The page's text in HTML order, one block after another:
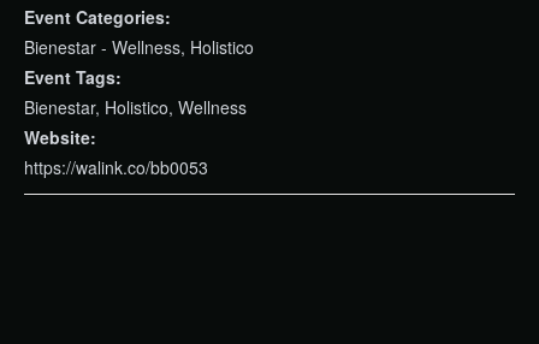
Event Categories:
Bienestar - Wellness, Holistico
Event Tags:
Bienestar, Holistico, Wellness
Website:
https://walink.co/bb0053